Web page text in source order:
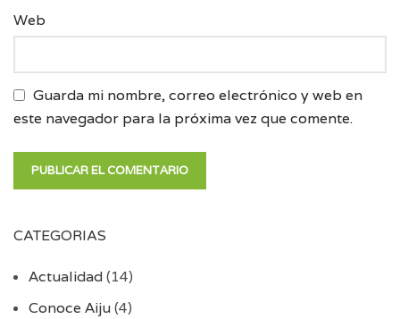
Web
Guarda mi nombre, correo electrónico y web en
este navegador para la próxima vez que comente.
CATEGORIAS
Actualidad(14)
Conoce Aiju(4)